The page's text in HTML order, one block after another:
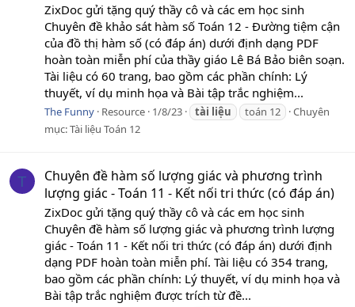
ZixDoc gửi tặng quý thầy cô và các em học sinh
Chuyên đề khảo sát hàm số Toán 12 - Đường tiệm cận
của đồ thị hàm số (có đáp án) dưới định dạng PDF
hoàn toàn miễn phí của thầy giáo Lê Bá Bảo biên soạn.
Tài liệu có 60 trang, bao gồm các phần chính: Lý
thuyết, ví dụ minh họa và Bài tập trắc nghiệm...
The Funny Resource 1/8/23 tài liệu toán 12
Chuyên
mục:Tài liệu Toán 12
T
Chuyên đề hàm số lượng giác và phương trình
lượng giác - Toán 11 - Kết nối tri thức (có đáp án)
ZixDoc gửi tặng quý thầy cô và các em học sinh
Chuyên đề hàm số lượng giác và phương trình lượng
giác - Toán 11 - Kết nối tri thức (có đáp án) dưới định
dạng PDF hoàn toàn miễn phí. Tài liệu có 354 trang,
bao gồm các phần chính: Lý thuyết, ví dụ minh họa và
Bài tập trắc nghiệm được trích từ đề...